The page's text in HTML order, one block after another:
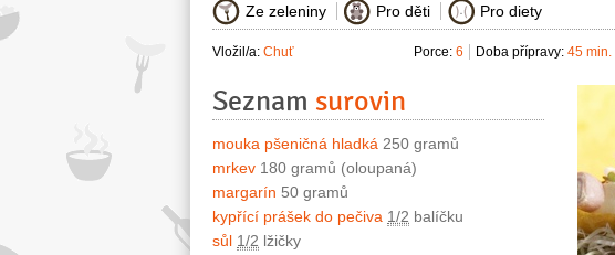
Ze zeleniny Pro děti Pro diety
Vložil/a: Chuť Doba přípravy: 45 min.
Porce: 6
Seznam surovin
mouka pšeničná hladká 250 gramů
mrkev 180 gramů (oloupaná)
margarín 50 gramů
kypřící prášek do pečiva 1/2 balíčku
sůl 1/2 lžičky